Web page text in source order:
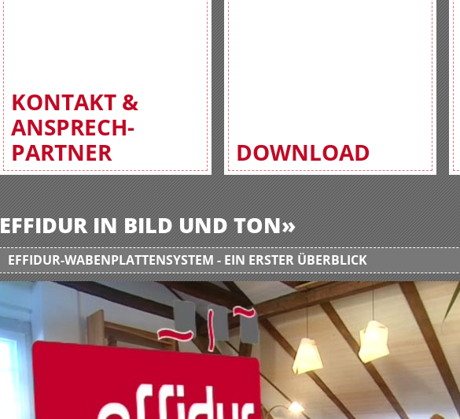
KONTAKT &
ANSPRECH-
PARTNER
DOWNLOAD
EFFIDUR IN BILD UND TON»
EFFIDUR-WABENPLATTENSYSTEM - EIN ERSTER ÜBERBLICK